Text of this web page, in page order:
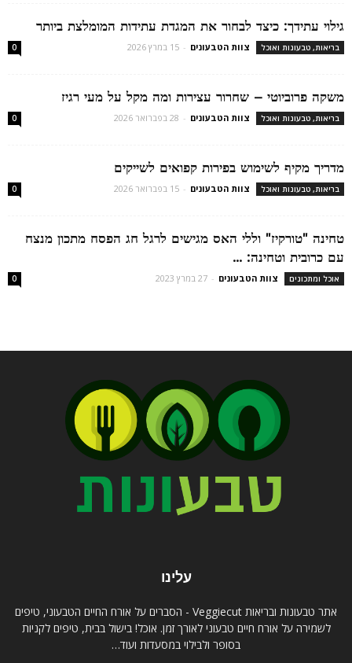
גילוי עתידך: כיצד לבחור את המגדת עתידות המומלצת ביותר
בריאות, טבעונות ואוכל צוות הטבעונים - 15 במרץ 2026 0
משקה פרוביוטי – שחרור עצירות ומה מקל על מעי רגיז
בריאות, טבעונות ואוכל צוות הטבעונים - 28 בפברואר 2026 0
מדריך מקיף לשימוש בפירות קפואים לשייקים
בריאות, טבעונות ואוכל צוות הטבעונים - 15 בפברואר 2026 0
טחינה "טורקיז" וללי האס מגישים לרגל חג הפסח מתכון מנצח
עם כרובית וטחינה: ...
אוכל ומתכונים צוות הטבעונים - 27 במרץ 2023 0
עלינו
אתר טבעונות ובריאות Veggiecut - הסברים על אורח החיים הטבעוני, טיפים
לשמירה על אורח חיים טבעוני לאורך זמן. אוכל! בישול בבית, טיפים לקניות
בסופר ולבילוי במסעדות ועוד…